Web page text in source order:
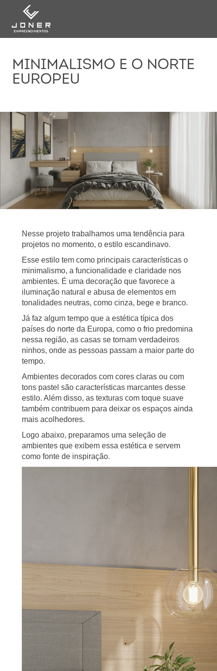
MINIMALISMO E O NORTE
EUROPEU
Nesse projeto trabalhamos uma tendência para
projetos no momento, o estilo escandinavo.
Esse estilo tem como principais características o
minimalismo, a funcionalidade e claridade nos
ambientes. É uma decoração que favorece a
iluminação natural e abusa de elementos em
tonalidades neutras, como cinza, bege e branco.
Já faz algum tempo que a estética típica dos
países do norte da Europa, como o frio predomina
nessa região, as casas se tornam verdadeiros
ninhos, onde as pessoas passam a maior parte do
tempo.
Ambientes decorados com cores claras ou com
tons pastel são características marcantes desse
estilo. Além disso, as texturas com toque suave
também contribuem para deixar os espaços ainda
mais acolhedores.
Logo abaixo, preparamos uma seleção de
ambientes que exibem essa estética e servem
como fonte de inspiração.